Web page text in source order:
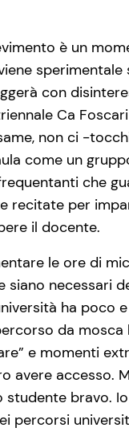
è un
con
Ca
non ci -
come un
che
per
il docente.
le ore di
necessari
ha poco
da
e momenti
accesso.
bravo.
percorsi